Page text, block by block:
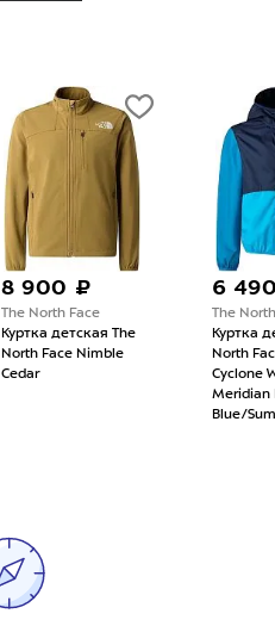
8 900 ₽
The North Face
Куртка детская The
North Face Nimble
Cedar
6
The
Куртка
North
Cyclone
Meridian
Blue/